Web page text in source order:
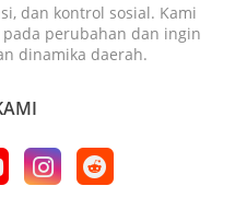
dan kontrol sosial. Kami
perubahan dan ingin
dinamika daerah.⁣⁣